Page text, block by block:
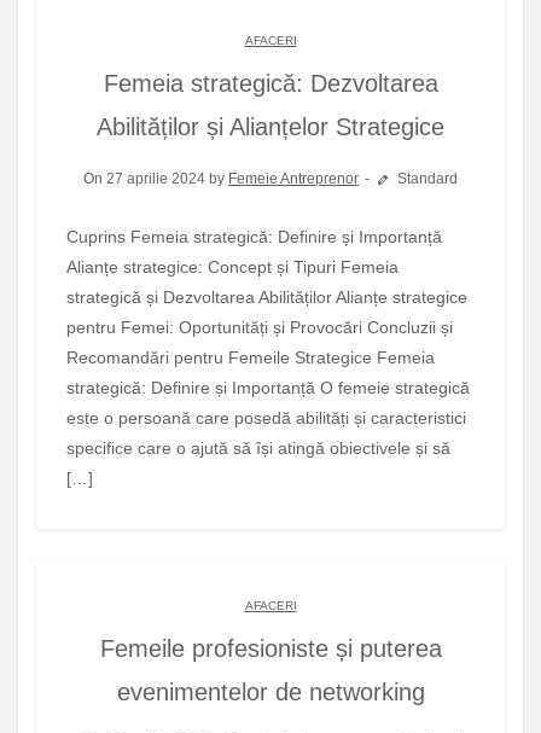
AFACERI
Femeia strategică: Dezvoltarea
Abilităților și Alianțelor Strategice
On 27 aprilie 2024 by Femeie Antreprenor Standard
Cuprins Femeia strategică: Definire și Importanță
Alianțe strategice: Concept și Tipuri Femeia
strategică și Dezvoltarea Abilităților Alianțe strategice
pentru Femei: Oportunități și Provocări Concluzii și
Recomandări pentru Femeile Strategice Femeia
strategică: Definire și Importanță O femeie strategică
este o persoană care posedă abilități și caracteristici
specifice care o ajută să își atingă obiectivele și să
[…]
AFACERI
Femeile profesioniste și puterea
evenimentelor de networking